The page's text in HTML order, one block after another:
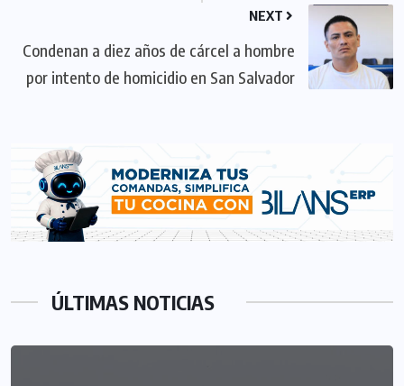
NEXT
Condenan a diez años de cárcel a hombre
por intento de homicidio en San Salvador
ÚLTIMAS NOTICIAS